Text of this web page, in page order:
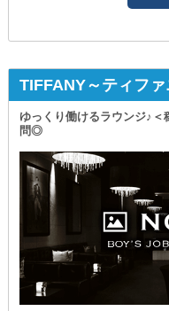
TIFFANY～ティファ
ゆっくり働けるラウンジ♪
問◎